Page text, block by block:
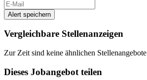
Alert speichern
Vergleichbare Stellenanzeigen
Zur Zeit sind keine ähnlichen
Dieses Jobangebot teilen